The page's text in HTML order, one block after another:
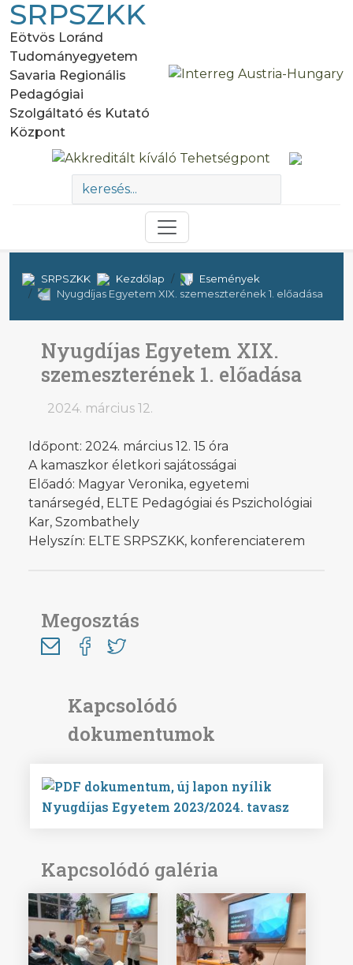
SRPSZKK
Eötvös Loránd
Tudományegyetem
Savaria Regionális
Pedagógiai
Szolgáltató és Kutató
Központ
SRPSZKK Kezdőlap
Események
Nyugdíjas Egyetem XIX. szemeszterének 1. előadása
Nyugdíjas Egyetem XIX.
szemeszterének 1. előadása
2024. március 12.
Időpont: 2024. március 12. 15 óra
A kamaszkor életkori sajátosságai
Előadó: Magyar Veronika, egyetemi
tanársegéd, ELTE Pedagógiai és Pszichológiai
Kar, Szombathely
Helyszín: ELTE SRPSZKK, konferenciaterem
Megosztás
Nyugdíjas Egyetem 2023/2024. tavasz
Kapcsolódó galéria